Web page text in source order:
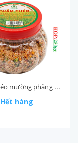
Chẳm chéo mường phăng hộp 250gr
Hết hàng